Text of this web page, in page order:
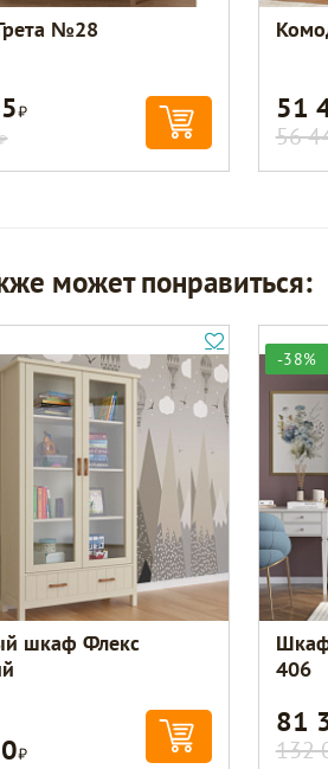
№28
Р
Р
51
56
может понравиться:
шкаф Флекс
Р
-38%
406
81
132